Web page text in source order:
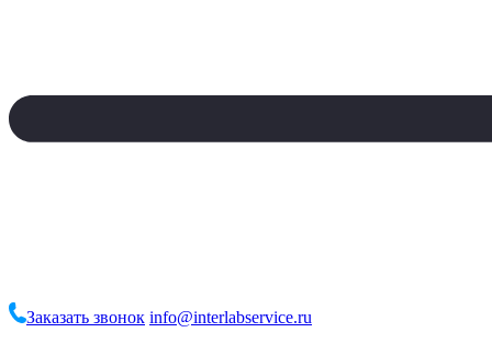
Заказать звонок info@interlabservice.ru